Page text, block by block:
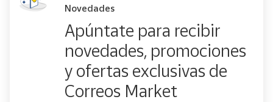
Novedades
Apúntate para recibir
novedades, promociones
y ofertas exclusivas de
Correos Market